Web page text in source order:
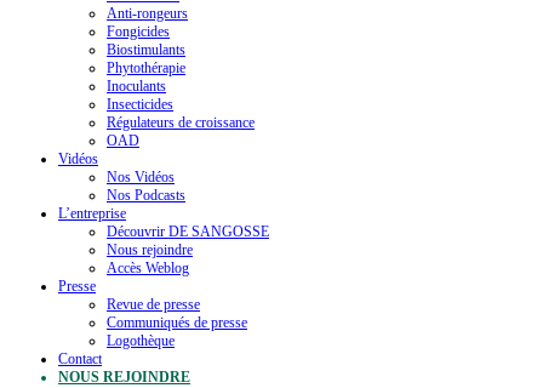
Anti-rongeurs
Fongicides
Biostimulants
Phytothérapie
Inoculants
Insecticides
Régulateurs de croissance
OAD
Vidéos
Nos Vidéos
Nos Podcasts
L’entreprise
Découvrir DE SANGOSSE
Nous rejoindre
Accès Weblog
Presse
Revue de presse
Communiqués de presse
Logothèque
Contact
NOUS REJOINDRE